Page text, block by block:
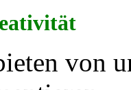
von